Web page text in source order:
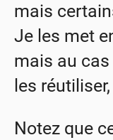
mais
Je les met
mais au cas
les
Notez que